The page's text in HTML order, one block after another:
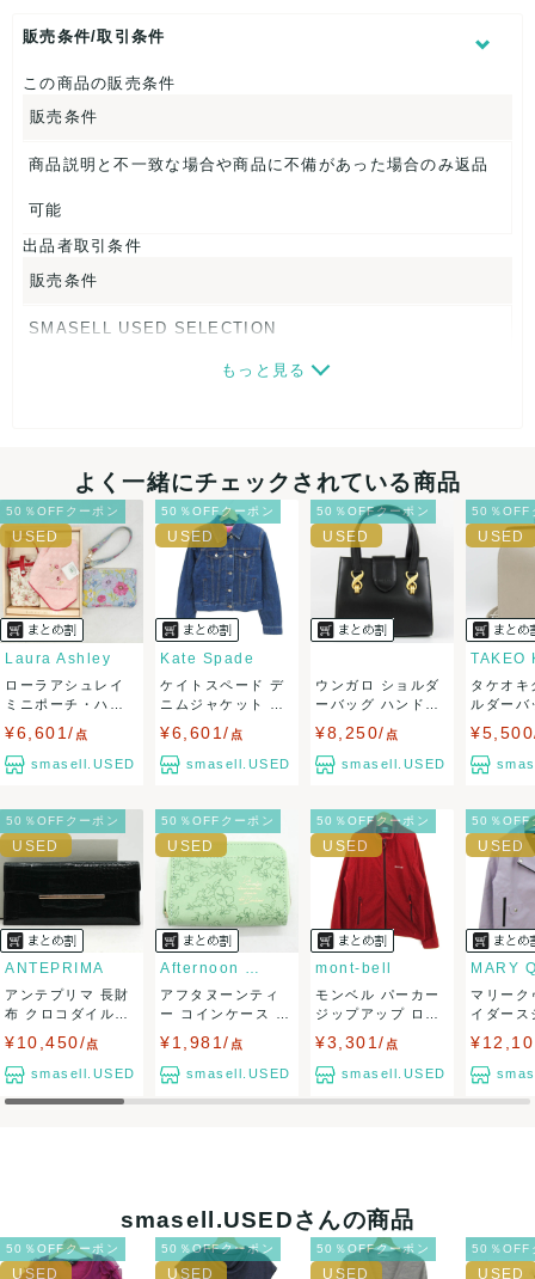
販売条件/取引条件
この商品の販売条件
販売条件
商品説明と不一致な場合や商品に不備があった場合のみ返品
可能
出品者取引条件
販売条件
SMASELL USED SELECTION
画像ダウンロードなので、転売にも最適♪
ネコポスの場合は日時指定ができませんので、ご了承下さい
ませ。
USED品に関しましては、見る方によって状態の価値観が異な
りますので、トラブルを避けるため、神経質な方や完璧な商
品を求められる方は御購入をお控えください。
また商品には細心の注意をはらっておりますが、何かござい
い致します。対応できることがあれば、誠意をもって対応致
します。
また並行輸入品もございますので、真贋方法などお答えでき
ない場合もございます。
万が一、購入後に偽造品等が発覚しましたら、返品・返金に
て対応致しますので、ご連絡お願い致します。
出荷
もっと見る
よく一緒にチェックされている商品
50％OFFクーポン
Laura Ashley
ローラアシュレイ
ミニポーチ・ハン
¥6,601/ 点
smasell.USED
50％OFFクーポン
Kate Spade
ケイトスペード デ
ニムジャケット ア
¥6,601/ 点
smasell.USED
50％OFFクーポン
ウンガロ ショルダ
ーバッグ ハンドバ
¥8,250/ 点
smasell.USED
50％OFF
タケオキ
ルダーバ
50％OFFクーポン
ANTEPRIMA
アンテプリマ 長財
布 クロコダイル型
押し 小銭れあ...
¥10,450/点
smasell.USED
50％OFFクーポン
Afternoon Tea
アフタヌーンティ
ー コインケース 小
銭入れ パスケ...
¥1,981/ 点
smasell.USED
50％OFFクーポン
mont-bell
モンベル パーカー
ジップアップ ロゴ
トップス ...
¥3,301/ 点
smasell.USED
50％OFF
マリーク
イダース
ト 未使
smasell.USEDさんの商品
50％OFFクーポン 50％OFFクーポン 50％OFFクーポン 50％OFF